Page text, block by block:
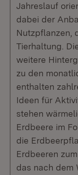
Jahreslauf
dabei der
Nutzpflanzen,
Tierhaltung.
weitere
zu den
enthalten
Ideen für
stehen
Erdbeere im
die
Erdbeeren
das nach dem